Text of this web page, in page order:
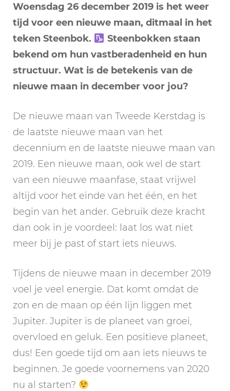
Woensdag 26 december 2019 is het weer
tijd voor een nieuwe maan, ditmaal in het
teken Steenbok.
Steenbokken staan
bekend om hun vastberadenheid en hun
structuur. Wat is de betekenis van de
nieuwe maan in december voor jou?
De nieuwe maan van Tweede Kerstdag is
de laatste nieuwe maan van het
decennium en de laatste nieuwe maan van
2019. Een nieuwe maan, ook wel de start
van een nieuwe maanfase, staat vrijwel
altijd voor het einde van het één, en het
begin van het ander. Gebruik deze kracht
dan ook in je voordeel: laat los wat niet
meer bij je past of start iets nieuws.
Tijdens de nieuwe maan in december 2019
voel je veel energie. Dat komt omdat de
zon en de maan op één lijn liggen met
Jupiter. Jupiter is de planeet van groei,
overvloed en geluk. Een positieve planeet,
dus! Een goede tijd om aan iets nieuws te
beginnen. Je goede voornemens van 2020
nu al starten?